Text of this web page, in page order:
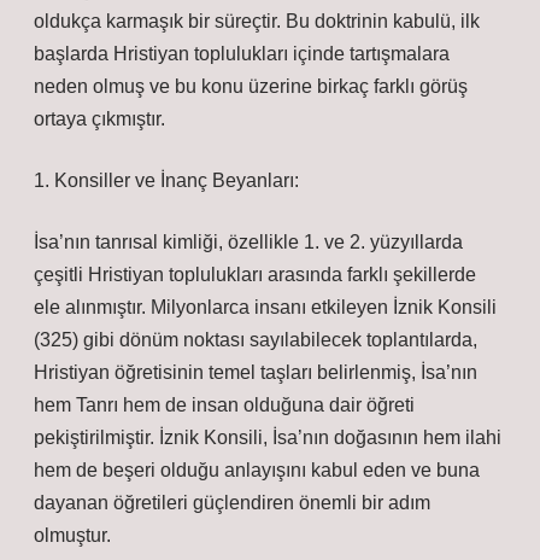
oldukça karmaşık bir süreçtir. Bu doktrinin kabulü, ilk
başlarda Hristiyan toplulukları içinde tartışmalara
neden olmuş ve bu konu üzerine birkaç farklı görüş
ortaya çıkmıştır.
1. Konsiller ve İnanç Beyanları:
İsa’nın tanrısal kimliği, özellikle 1. ve 2. yüzyıllarda
çeşitli Hristiyan toplulukları arasında farklı şekillerde
ele alınmıştır. Milyonlarca insanı etkileyen İznik Konsili
(325) gibi dönüm noktası sayılabilecek toplantılarda,
Hristiyan öğretisinin temel taşları belirlenmiş, İsa’nın
hem Tanrı hem de insan olduğuna dair öğreti
pekiştirilmiştir. İznik Konsili, İsa’nın doğasının hem ilahi
hem de beşeri olduğu anlayışını kabul eden ve buna
dayanan öğretileri güçlendiren önemli bir adım
olmuştur.